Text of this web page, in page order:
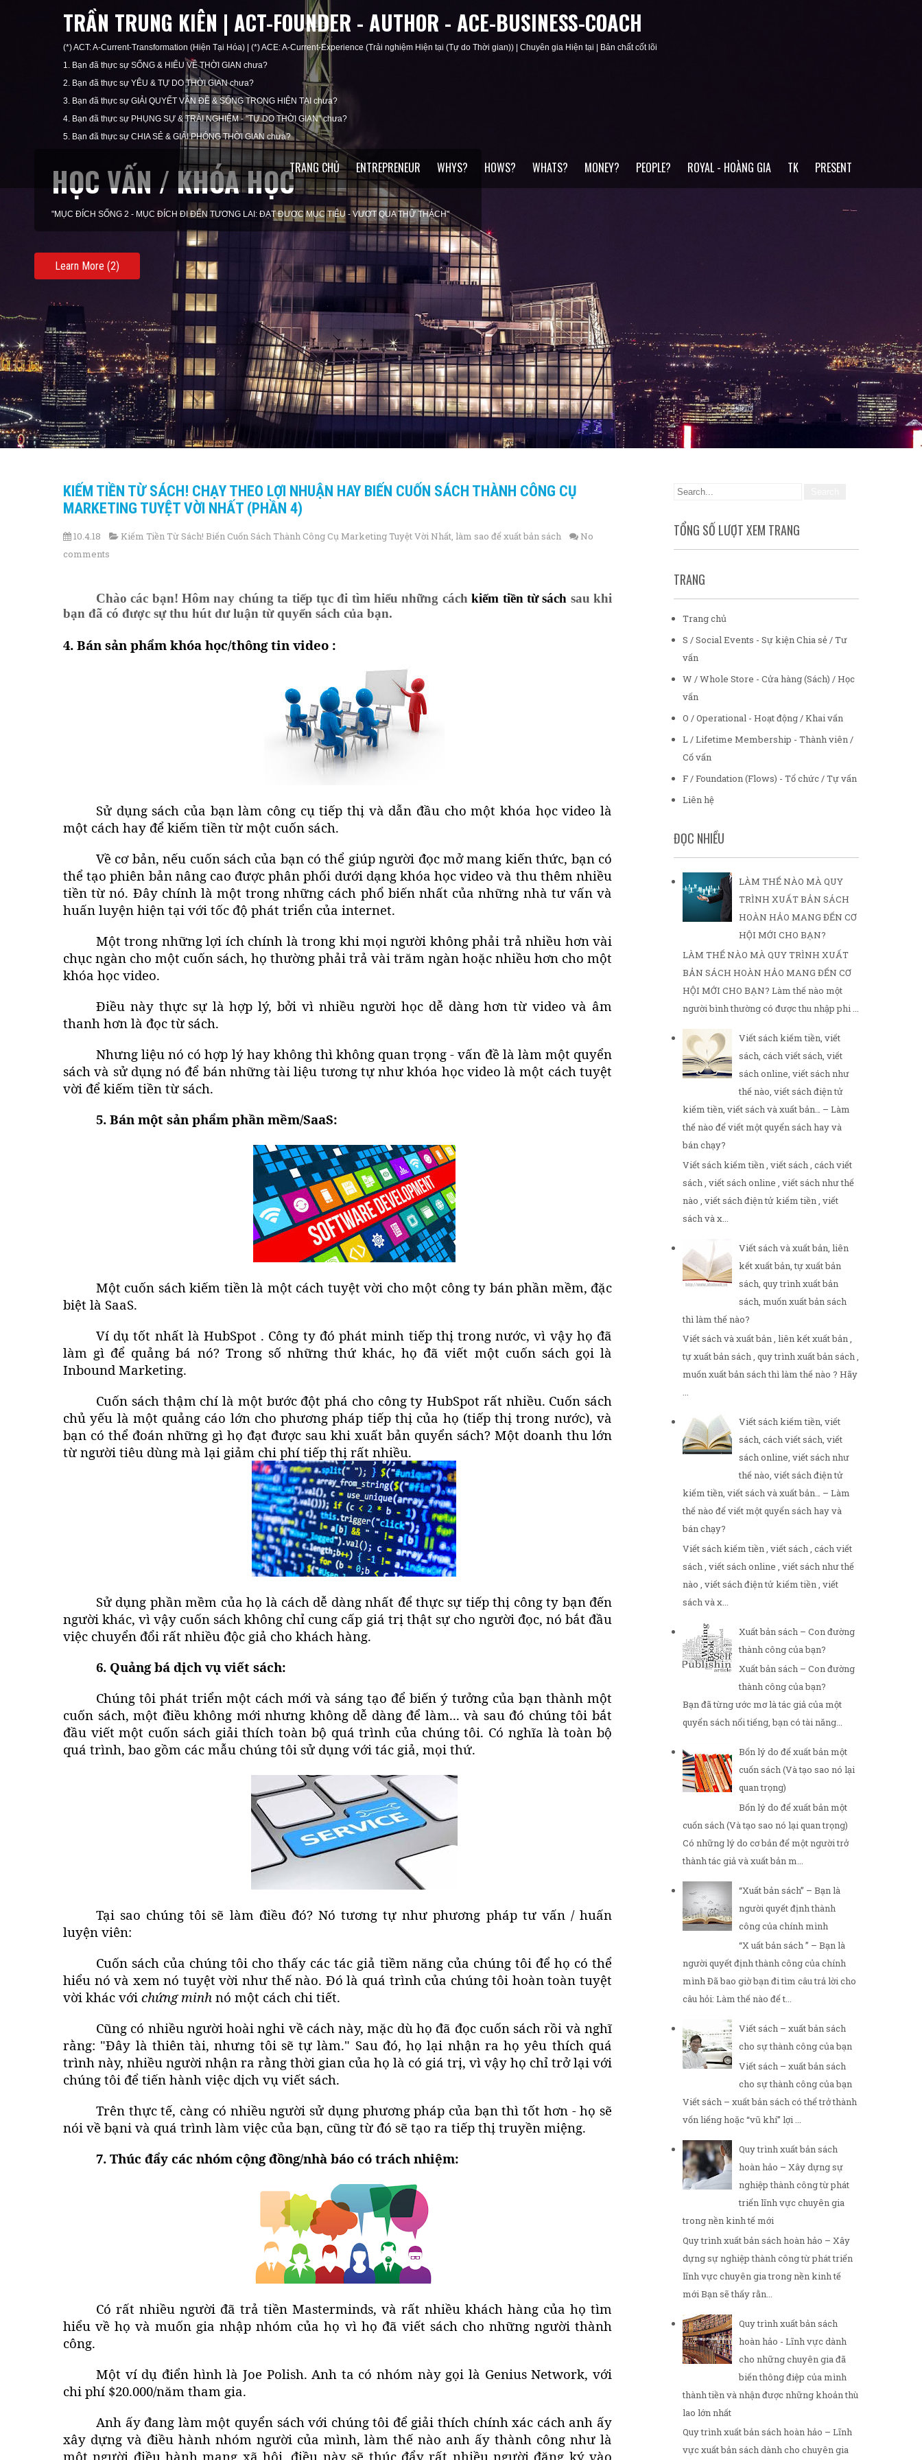
TRẦN TRUNG KIÊN | ACT-FOUNDER - AUTHOR - ACE-BUSINESS-COACH
(*) ACT: A-Current-Transformation (Hiện Tại Hóa) | (*) ACE: A-Current-Experience (Trải nghiệm Hiện tại (Tự do Thời gian)) | Chuyên gia Hiện tại | Bản chất cốt lõi
1. Bạn đã thực sự SỐNG & HIỂU VỀ THỜI GIAN chưa?
2. Bạn đã thực sự YÊU & TỰ DO THỜI GIAN chưa?
3. Bạn đã thực sự GIẢI QUYẾT VẤN ĐỀ & SỐNG TRONG HIỆN TẠI chưa?
4. Bạn đã thực sự PHỤNG SỰ & TRẢI NGHIỆM - "TỰ DO THỜI GIAN" chưa?
5. Bạn đã thực sự CHIA SẺ & GIẢI PHÓNG THỜI GIAN chưa?
TRANG CHỦ ENTREPRENEUR WHYS? HOWS? WHATS? MONEY? PEOPLE? ROYAL - HOÀNG GIA TK PRESENT
HỌC VẤN / KHÓA HỌC
"MỤC ĐÍCH SỐNG 2 - MỤC ĐÍCH ĐI ĐẾN TƯƠNG LAI: ĐẠT ĐƯỢC MỤC TIÊU - VƯỢT QUA THỬ THÁCH"
Learn More (2)
KIẾM TIỀN TỪ SÁCH! CHẠY THEO LỢI NHUẬN HAY BIẾN CUỐN SÁCH THÀNH CÔNG CỤ
MARKETING TUYỆT VỜI NHẤT (PHẦN 4)
10.4.18 Kiếm Tiền Từ Sách! Biến Cuốn Sách Thành Công Cụ Marketing Tuyệt Vời Nhất, làm sao để xuất bản sách
No
comments
Chào các bạn! Hôm nay chúng ta tiếp tục đi tìm hiểu những cách kiếm tiền từ sách sau khi
bạn đã có được sự thu hút dư luận từ quyển sách của bạn.
4. Bán sản phẩm khóa học/thông tin video :
Sử dụng sách của bạn làm công cụ tiếp thị và dẫn đầu cho một khóa học video là
một cách hay để kiếm tiền từ một cuốn sách.
Về cơ bản, nếu cuốn sách của bạn có thể giúp người đọc mở mang kiến thức, bạn có
thể tạo phiên bản nâng cao được phân phối dưới dạng khóa học video và thu thêm nhiều
tiền từ nó. Đây chính là một trong những cách phổ biến nhất của những nhà tư vấn và
huấn luyện hiện tại với tốc độ phát triển của internet.
Một trong những lợi ích chính là trong khi mọi người không phải trả nhiều hơn vài
chục ngàn cho một cuốn sách, họ thường phải trả vài trăm ngàn hoặc nhiều hơn cho một
khóa học video.
Điều này thực sự là hợp lý, bởi vì nhiều người học dễ dàng hơn từ video và âm
thanh hơn là đọc từ sách.
Nhưng liệu nó có hợp lý hay không thì không quan trọng - vấn đề là làm một quyển
sách và sử dụng nó để bán những tài liệu tương tự như khóa học video là một cách tuyệt
vời để kiếm tiền từ sách.
5. Bán một sản phẩm phần mềm/SaaS:
Một cuốn sách kiếm tiềnlà một cách tuyệt vời cho một công ty bán phần mềm, đặc
biệt là SaaS.
Ví dụ tốt nhất làHubSpot . Công ty đó phát minh tiếp thị trong nước, vì vậy họ đã
làm gì để quảng bá nó? Trong số những thứ khác,họ đã viết một cuốn sách gọi là
Inbound Marketing.
Cuốn sách thậm chí là một bước đột phá cho công ty HubSpot rất nhiều. Cuốn sách
chủ yếu là một quảng cáo lớn cho phương pháp tiếp thị của họ (tiếp thị trong nước), và
bạn có thể đoán những gì họ đạt được sau khi xuất bản quyển sách? Một doanh thu lớn
từ người tiêu dùng mà lại giảm chi phí tiếp thị rất nhiều.
Sử dụng phần mềm của họ là cách dễ dàng nhất để thực sự tiếp thị công ty bạn đến
người khác, vì vậy cuốn sách không chỉ cung cấp giá trị thật sự cho người đọc, nó bắt đầu
việc chuyển đổi rất nhiều độc giả cho khách hàng.
6. Quảng bá dịch vụ viết sách:
Chúng tôi phát triển một cách mới và sáng tạo để biến ý tưởng của bạn thành một
cuốn sách, một điều không mới nhưng không dễ dàng để làm... và sau đó chúng tôi bắt
đầu viết một cuốn sáchgiải thích toàn bộ quá trình của chúng tôi. Có nghĩa là toàn bộ
quá trình, bao gồm các mẫu chúng tôi sử dụng với tác giả, mọi thứ.
Tại sao chúng tôi sẽ làm điều đó? Nó tương tự như phương pháp tư vấn / huấn
luyện viên:
Cuốn sách của chúng tôi cho thấy các tác giả tiềm năng của chúng tôi để họ có thể
hiểu nó và xem nó tuyệt vời như thế nào. Đó là quá trình của chúng tôi hoàn toàn tuyệt
vời khác với chứng minh nó một cách chi tiết.
Cũng có nhiều người hoài nghi về cách này, mặc dù họ đã đọc cuốn sách rồi và nghĩ
rằng: "Đây là thiên tài, nhưng tôi sẽ tự làm." Sau đó, họ lại nhận ra họ yêu thích quá
trình này, nhiều người nhận ra rằng thời gian của họ là có giá trị, vì vậy họ chỉ trở lại với
chúng tôi để tiến hành việc dịch vụ viết sách.
Trên thực tế, càng có nhiều người sử dụng phương pháp của bạn thì tốt hơn - họ sẽ
nói về bạni và quá trình làm việc của bạn, cũng từ đó sẽ tạo ra tiếp thị truyền miệng.
7. Thúc đẩy các nhóm cộng đồng/nhà báo có trách nhiệm:
Có rất nhiều người đã trả tiền Masterminds, và rất nhiều khách hàng của họ tìm
hiểu về họ và muốn gia nhập nhóm của họ vì họ đã viết sách cho những người thành
công.
Một ví dụ điển hình là Joe Polish. Anh ta có nhóm này gọi là Genius Network, với
chi phí $20.000/năm tham gia.
Anh ấy đang làm một quyển sách với chúng tôi để giải thích chính xác cách anh ấy
xây dựng và điều hành nhóm người của mình, làm thế nào anh ấy thành công như là
một người điều hành mạng xã hội, điều này sẽ thúc đẩy rất nhiều người đăng ký vào
TỔNG SỐ LƯỢT XEM TRANG
TRANG
Trang chủ
S / Social Events - Sự kiện Chia sẻ / Tư
vấn
W / Whole Store - Cửa hàng (Sách) / Học
vấn
O / Operational - Hoạt động / Khai vấn
L / Lifetime Membership - Thành viên /
Cố vấn
F / Foundation (Flows) - Tổ chức / Tự vấn
Liên hệ
ĐỌC NHIỀU
LÀM THẾ NÀO MÀ QUY
TRÌNH XUẤT BẢN SÁCH
HOÀN HẢO MANG ĐẾN CƠ
HỘI MỚI CHO BẠN?
LÀM THẾ NÀO MÀ QUY TRÌNH XUẤT
BẢN SÁCH HOÀN HẢO MANG ĐẾN CƠ
HỘI MỚI CHO BẠN? Làm thế nào một
người bình thường có được thu nhập phi ...
Viết sách kiếm tiền, viết
sách, cách viết sách, viết
sách online, viết sách như
thế nào, viết sách điện tử
kiếm tiền, viết sách và xuất bản… – Làm
thế nào để viết một quyển sách hay và
bán chạy?
Viết sách kiếm tiền , viết sách , cách viết
sách , viết sách online , viết sách như thế
nào , viết sách điện tử kiếm tiền , viết
sách và x...
Viết sách và xuất bản, liên
kết xuất bản, tự xuất bản
sách, quy trình xuất bản
sách, muốn xuất bản sách
thì làm thế nào?
Viết sách và xuất bản , liên kết xuất bản ,
tự xuất bản sách , quy trình xuất bản sách ,
muốn xuất bản sách thì làm thế nào ? Hãy
...
Viết sách kiếm tiền, viết
sách, cách viết sách, viết
sách online, viết sách như
thế nào, viết sách điện tử
kiếm tiền, viết sách và xuất bản… – Làm
thế nào để viết một quyển sách hay và
bán chạy?
Viết sách kiếm tiền , viết sách , cách viết
sách , viết sách online , viết sách như thế
nào , viết sách điện tử kiếm tiền , viết
sách và x...
Xuất bản sách – Con đường
thành công của bạn?
Xuất bản sách – Con đường
thành công của bạn?
Bạn đã từng ước mơ là tác giả của một
quyển sách nổi tiếng, bạn có tài năng...
Bốn lý do để xuất bản một
cuốn sách (Và tạo sao nó lại
quan trọng)
Bốn lý do để xuất bản một
cuốn sách (Và tạo sao nó lại quan trọng)
Có những lý do cơ bản để một người trở
thành tác giả và xuất bản m...
“Xuất bản sách” – Bạn là
người quyết định thành
công của chính mình
“X uất bản sách ” – Bạn là
người quyết định thành công của chính
mình Đã bao giờ bạn đi tìm câu trả lời cho
câu hỏi: Làm thế nào để t...
Viết sách – xuất bản sách
cho sự thành công của bạn
Viết sách – xuất bản sách
cho sự thành công của bạn
Viết sách – xuất bản sách có thể trở thành
vốn liếng hoặc “vũ khí” lợi ...
Quy trình xuất bản sách
hoàn hảo – Xây dựng sự
nghiệp thành công từ phát
triển lĩnh vực chuyên gia
trong nền kinh tế mới
Quy trình xuất bản sách hoàn hảo – Xây
dựng sự nghiệp thành công từ phát triển
lĩnh vực chuyên gia trong nền kinh tế
mới Bạn sẽ thấy rằn...
Quy trình xuất bản sách
hoàn hảo - Lĩnh vực dành
cho những chuyên gia đã
biến thông điệp của mình
thành tiền và nhận được những khoản thù
lao lớn nhất
Quy trình xuất bản sách hoàn hảo – Lĩnh
vực xuất bản sách dành cho chuyên gia